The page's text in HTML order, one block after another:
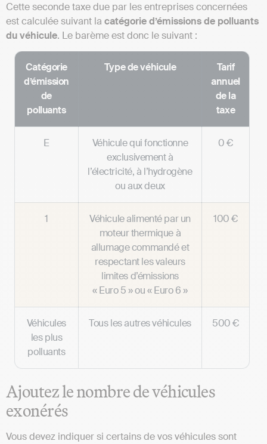
Cette seconde taxe due par les entreprises concernées
est calculée suivant la catégorie d’émissions de polluants
du véhicule. Le barème est donc le suivant :
Catégorie
d’émission
de
polluants
Type de véhicule
Tarif
annuel
de la
taxe
E
Véhicule qui fonctionne
exclusivement à
l’électricité, à l’hydrogène
ou aux deux
0 €
1
Véhicule alimenté par un
moteur thermique à
allumage commandé et
respectant les valeurs
limites d’émissions
« Euro 5 » ou « Euro 6 »
100 €
Véhicules
les plus
polluants
Tous les autres véhicules 500 €
Ajoutez le nombre de véhicules
exonérés
Vous devez indiquer si certains de vos véhicules sont